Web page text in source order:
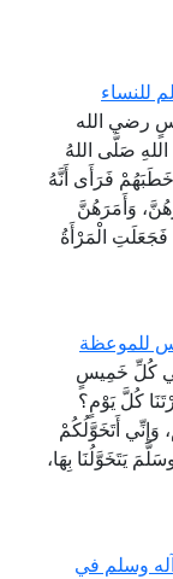
للنساء
رضي الله
صَلَّى اللهُ
فَرَأَى أَنَّهُ
وَأَمَرَهُنَّ
فَجَعَلَتِ الْمَرْأَةُ
للموعظة
كُلِّ خَمِيسٍ
كُلَّ يَوْمٍ؟
وَإِنِّي أَتَخَوَّلُكُمْ
يَتَخَوَّلُنَا بِهَا،
وسلم في